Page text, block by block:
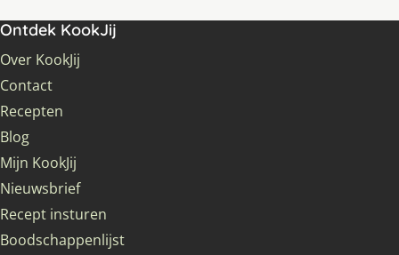
Ontdek KookJij
Over KookJij
Contact
Recepten
Blog
Mijn KookJij
Nieuwsbrief
Recept insturen
Boodschappenlijst